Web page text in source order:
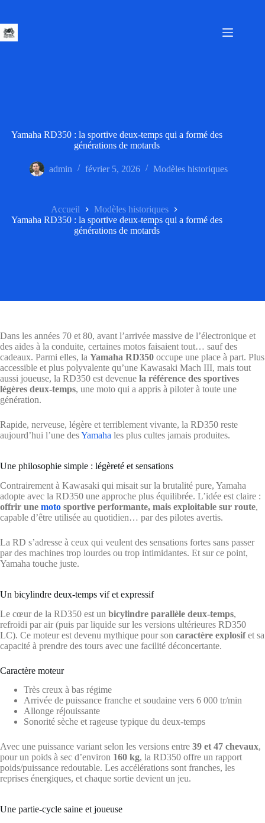
contenu
Yamaha RD350 : la sportive deux-temps qui a formé des
générations de motards
admin février 5, 2026 Modèles historiques
Accueil
Modèles historiques
Yamaha RD350 : la sportive deux-temps qui a formé des
générations de motards
Dans les années 70 et 80, avant l’arrivée massive de l’électronique et
des aides à la conduite, certaines motos faisaient tout… sauf des
cadeaux. Parmi elles, la Yamaha RD350 occupe une place à part. Plus
accessible et plus polyvalente qu’une Kawasaki Mach III, mais tout
aussi joueuse, la RD350 est devenue la référence des sportives
légères deux-temps, une moto qui a appris à piloter à toute une
génération.
Rapide, nerveuse, légère et terriblement vivante, la RD350 reste
aujourd’hui l’une desYamaha les plus cultes jamais produites.
Une philosophie simple : légèreté et sensations
Contrairement à Kawasaki qui misait sur la brutalité pure, Yamaha
adopte avec la RD350 une approche plus équilibrée. L’idée est claire :
offrir une moto sportive performante, mais exploitable sur route,
capable d’être utilisée au quotidien… par des pilotes avertis.
La RD s’adresse à ceux qui veulent des sensations fortes sans passer
par des machines trop lourdes ou trop intimidantes. Et sur ce point,
Yamaha touche juste.
Un bicylindre deux-temps vif et expressif
Le cœur de la RD350 est un bicylindre parallèle deux-temps,
refroidi par air (puis par liquide sur les versions ultérieures RD350
LC). Ce moteur est devenu mythique pour son caractère explosifet sa
capacité à prendre des tours avec une facilité déconcertante.
Caractère moteur
Très creux à bas régime
Arrivée de puissance franche et soudaine vers 6 000 tr/min
Allonge réjouissante
Sonorité sèche et rageuse typique du deux-temps
Avec une puissance variant selon les versions entre 39 et 47 chevaux,
pour un poids à sec d’environ 160 kg, la RD350 offre un rapport
poids/puissance redoutable. Les accélérations sont franches, les
reprises énergiques, et chaque sortie devient un jeu.
Une partie-cycle saine et joueuse